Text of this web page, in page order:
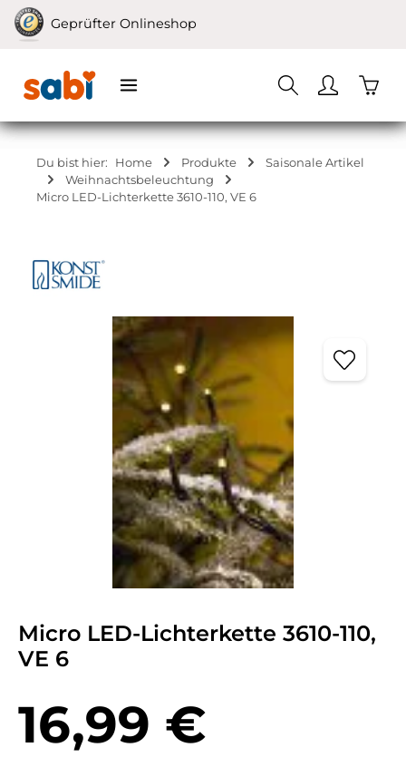
Zum Hauptinhalt springen
Geprüfter Onlineshop
Du bist hier: Home Produkte
Saisonale Artikel
Weihnachtsbeleuchtung
Micro LED-Lichterkette 3610-110, VE 6
Bildergalerie überspringen
Micro LED-Lichterkette 3610-110,
VE 6
16,99 €